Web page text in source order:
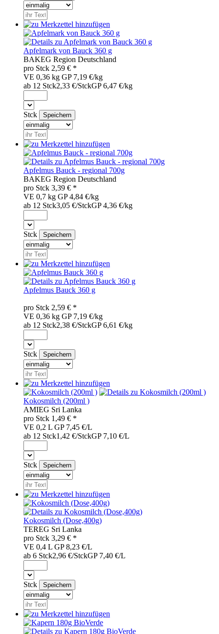
Apfelmark von Bauck 360 g
BAKEG Region Deutschland
pro Stck 2,59 € *
VE 0,36 kg GP 7,19 €/kg
ab 12 Stck2,33 €/StckGP 6,47 €/kg
Stck
Apfelmus Bauck - regional 700g
BAKEG Region Deutschland
pro Stck 3,39 € *
VE 0,7 kg GP 4,84 €/kg
ab 12 Stck3,05 €/StckGP 4,36 €/kg
Stck
Apfelmus Bauck 360 g
pro Stck 2,59 € *
VE 0,36 kg GP 7,19 €/kg
ab 12 Stck2,38 €/StckGP 6,61 €/kg
Stck
Kokosmilch (200ml )
AMIEG Sri Lanka
pro Stck 1,49 € *
VE 0,2 L GP 7,45 €/L
ab 12 Stck1,42 €/StckGP 7,10 €/L
Stck
Kokosmilch (Dose,400g)
TEREG Sri Lanka
pro Stck 3,29 € *
VE 0,4 L GP 8,23 €/L
ab 6 Stck2,96 €/StckGP 7,40 €/L
Stck